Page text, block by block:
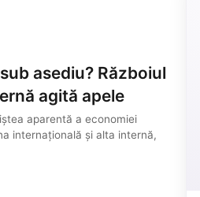
asediu? Războiul
agită apele
aparentă a economiei
internațională și alta internă,